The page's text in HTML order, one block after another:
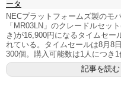
ータ
NECプラットフォームズ製のモ
「MR03LN」のクレードルセッ
き)が16,900円になるタイムセー
れている。タイムセールは8月8
300個。購入可能数は1人につき1
記事を読む